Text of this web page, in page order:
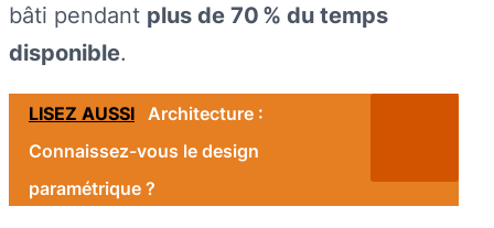
bâti pendant plus de 70 % du temps
disponible.
LISEZ AUSSI Architecture :
Connaissez-vous le design
paramétrique ?